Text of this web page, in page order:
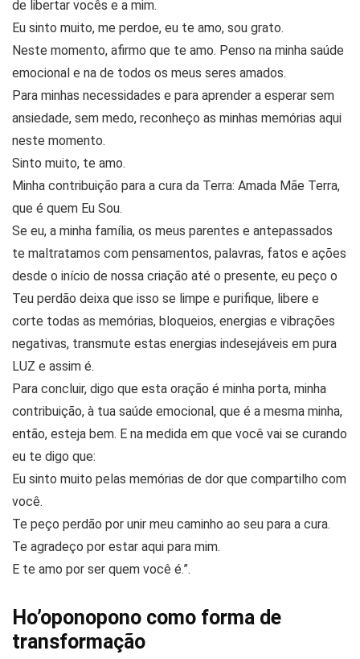
de libertar vocês e a mim.
Eu sinto muito, me perdoe, eu te amo, sou grato.
Neste momento, afirmo que te amo. Penso na minha saúde
emocional e na de todos os meus seres amados.
Para minhas necessidades e para aprender a esperar sem
ansiedade, sem medo, reconheço as minhas memórias aqui
neste momento.
Sinto muito, te amo.
Minha contribuição para a cura da Terra: Amada Mãe Terra,
que é quem Eu Sou.
Se eu, a minha família, os meus parentes e antepassados
te maltratamos com pensamentos, palavras, fatos e ações
desde o início de nossa criação até o presente, eu peço o
Teu perdão deixa que isso se limpe e purifique, libere e
corte todas as memórias, bloqueios, energias e vibrações
negativas, transmute estas energias indesejáveis em pura
LUZ e assim é.
Para concluir, digo que esta oração é minha porta, minha
contribuição, à tua saúde emocional, que é a mesma minha,
então, esteja bem. E na medida em que você vai se curando
eu te digo que:
Eu sinto muito pelas memórias de dor que compartilho com
você.
Te peço perdão por unir meu caminho ao seu para a cura.
Te agradeço por estar aqui para mim.
E te amo por ser quem você é.”.
Ho’oponopono como forma de
transformação